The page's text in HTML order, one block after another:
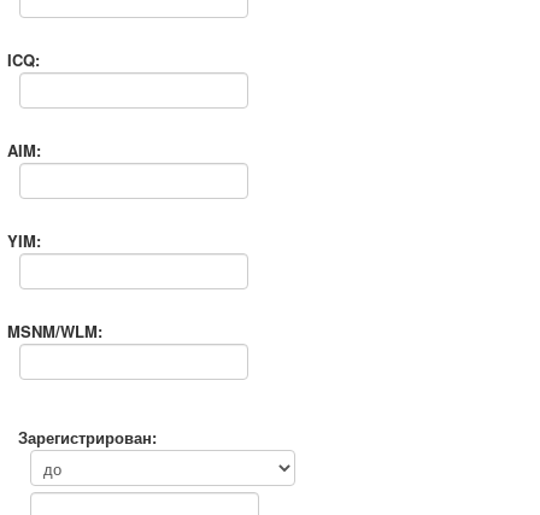
ICQ:
AIM:
YIM:
MSNM/WLM:
Зарегистрирован: